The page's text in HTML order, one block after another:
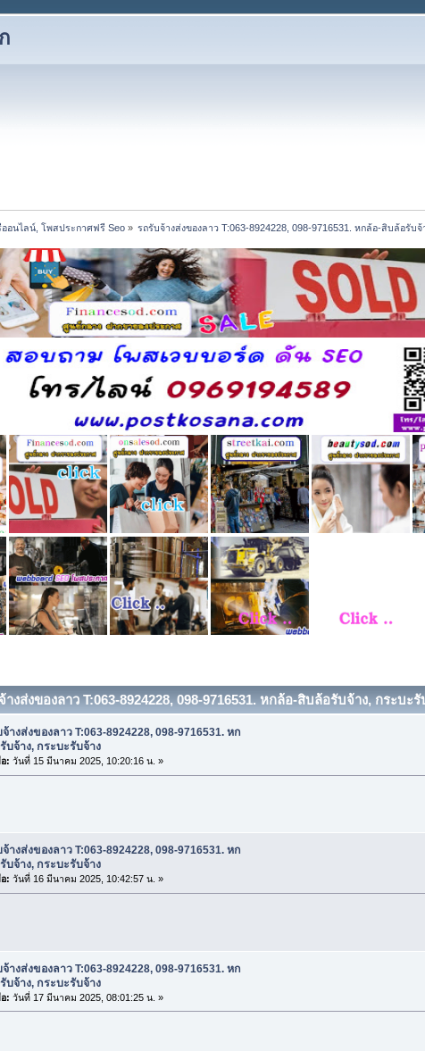
อนไลน์, โพสประกาศฟรี Seo» รถรับจ้างส่งของลาว T:063-8924228, 098-9716531. หกล้อ-สิบล้อรับจ้
งส่งของลาว T:063-8924228, 098-9716531. หกล้อ-สิบล้อรับจ้าง, กระบะ
างส่งของลาว T:063-8924228, 098-9716531. หก
บจ้าง, กระบะรับจ้าง
: วันที่ 15 มีนาคม 2025, 10:20:16 น. »
างส่งของลาว T:063-8924228, 098-9716531. หก
บจ้าง, กระบะรับจ้าง
: วันที่ 16 มีนาคม 2025, 10:42:57 น. »
างส่งของลาว T:063-8924228, 098-9716531. หก
บจ้าง, กระบะรับจ้าง
: วันที่ 17 มีนาคม 2025, 08:01:25 น. »